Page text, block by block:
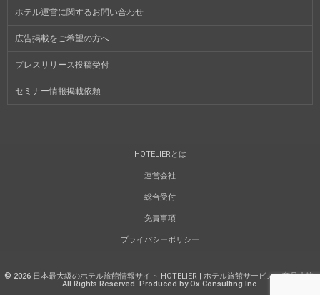
ホテル運営に関するお問い合わせ
広告掲載をご希望の方へ
プレスリリース投稿受付
セミナー情報掲載依頼
HOTELIERとは
運営会社
総合受付
免責事項
プライバシーポリシー
© 2026 日本最大級のホテル旅館情報サイト HOTELIER | ホテル旅館サービス・商品比較.
All Rights Reserved. Produced by Ox Consulting Inc.